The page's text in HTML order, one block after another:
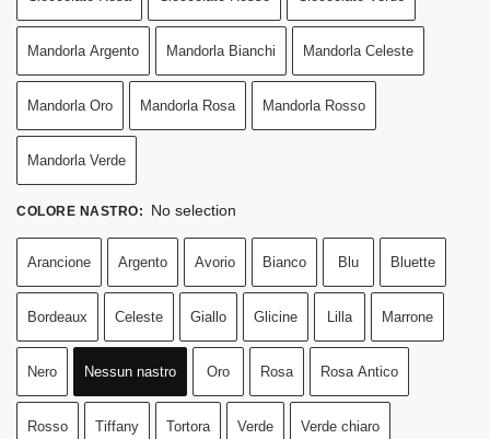
Mandorla Argento Mandorla Bianchi Mandorla Celeste
Mandorla Oro Mandorla Rosa Mandorla Rosso
Mandorla Verde
COLORE NASTRO: No selection
Arancione Argento Avorio Bianco Blu Bluette
Bordeaux Celeste Giallo Glicine Lilla Marrone
Nero Nessun nastro Oro Rosa Rosa Antico
Rosso Tiffany Tortora Verde Verde chiaro